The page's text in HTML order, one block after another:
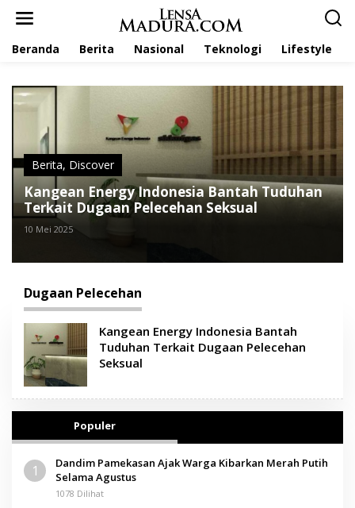
Beranda Berita Nasional Teknologi Lifestyle
Berita, Discover
Kangean Energy Indonesia Bantah Tuduhan
Terkait Dugaan Pelecehan Seksual
10 Mei 2025
Dugaan Pelecehan
Kangean Energy Indonesia Bantah
Tuduhan Terkait Dugaan Pelecehan
Seksual
Populer
1
Dandim Pamekasan Ajak Warga Kibarkan Merah Putih
Selama Agustus
1078 Dilihat